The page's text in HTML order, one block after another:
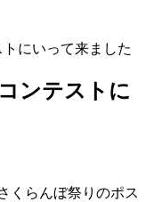
にいって来ました
ンテストに
くらんぼ祭りのポス